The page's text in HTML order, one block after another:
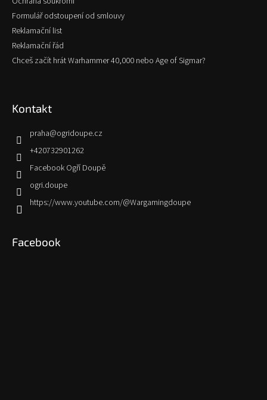
Formulář odstoupení od smlouvy
Reklamační list
Reklamační řád
Chceš začít hrát Warhammer 40,000 nebo Age of Sigmar?
Kontakt
praha@ogridoupe.cz
+420732901262
Facebook Ogří Doupě
ogri.doupe
https://www.youtube.com/@Wargamingdoupe
Facebook